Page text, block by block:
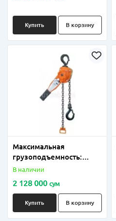
Купить В корзину
Максимальная
грузоподъемность:
Лебедка
В наличии
2 128 000 сум
Купить В корзину